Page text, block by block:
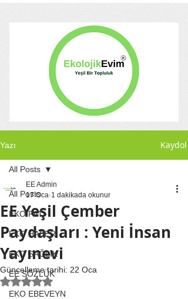
Yazı Kaydol
All Posts
EKO PATİ
EKO HABER
EKO SAĞLIK
EE SÖZLÜK
EKO EBEVEYN
All Posts
EE Yeşil Çember
Paydaşları : Yeni İnsan
Yayınevi
EE Admin
17 Oca 1 dakikada okunur
Güncelleme tarihi: 22 Oca
5 üzerinden NaN yıldız